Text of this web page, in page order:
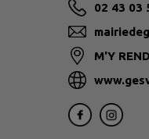
02 43 03
M'Y